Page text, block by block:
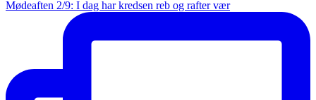
Mødeaften 2/9: I dag har kredsen reb og rafter vær